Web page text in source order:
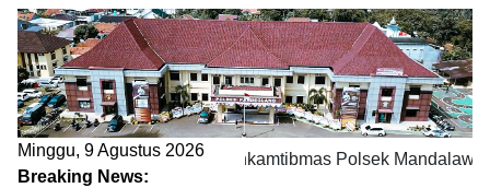
Minggu, 9 Agustus 2026
Breaking News:
Sambang DDS, Bhabinkamtibmas Polsek Mandalawangi